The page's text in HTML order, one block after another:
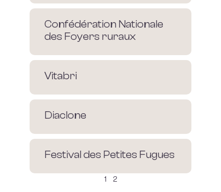
Confédération Nationale
des Foyers ruraux
Vitabri
Diaclone
Festival des Petites Fugues
1 2